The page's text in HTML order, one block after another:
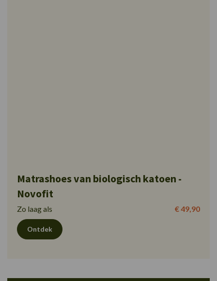
Matrashoes van biologisch katoen -
Novofit
Zo laag als € 49,90
Ontdek